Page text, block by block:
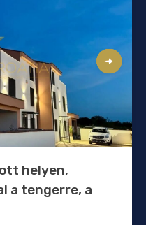
helyen,
a tengerre, a